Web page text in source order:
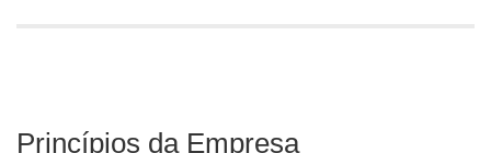
Princípios da Empresa